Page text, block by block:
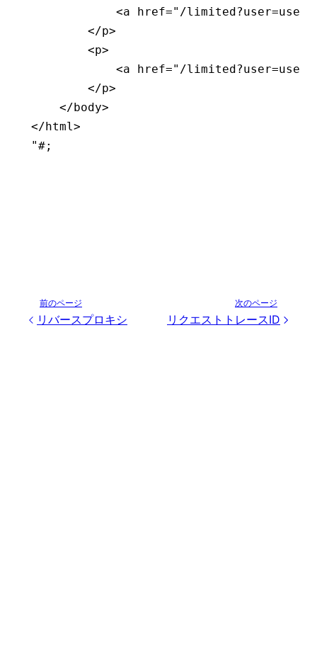
<a href="/
        </p>
        <p>
<a href="/
        </p>
    </body>
</html>
"#;
前のページ
リバースプロキシ
次のページ
リクエストトレースID